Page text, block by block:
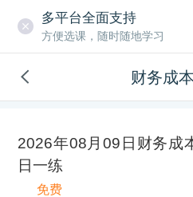
多平台全面支持
方便选课，随时随地学习
财务成
2026年08月09日财务成
日一练
免费